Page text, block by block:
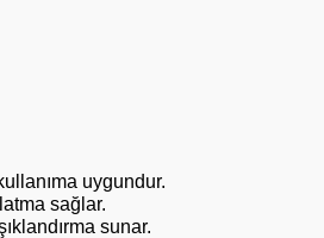
uygundur.
sağlar.
sunar.